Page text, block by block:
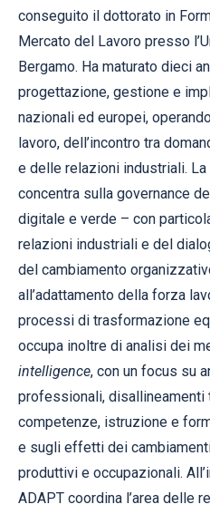
conseguito il dottorato in
Mercato del Lavoro presso
Bergamo. Ha maturato dieci
progettazione, gestione e
nazionali ed europei,
lavoro, dell’incontro tra
e delle relazioni industriali.
concentra sulla governance
digitale e verde – con
relazioni industriali e del
del cambiamento
all’adattamento della forza
processi di trasformazione
occupa inoltre di analisi dei
intelligence, con un focus su
professionali, disallineamenti
competenze, istruzione e
e sugli effetti dei
produttivi e occupazionali.
ADAPT coordina l’area delle